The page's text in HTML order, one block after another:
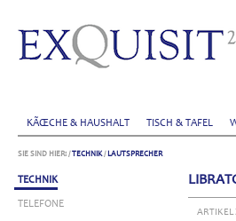
KÃŒCHE & HAUSHALT TISCH & TAFEL
SIE SIND HIER: /TECHNIK/ LAUTSPRECHER
TECHNIK
TELEFONE
ARTIKEL